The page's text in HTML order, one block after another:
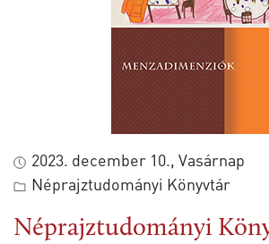
2023. december 10., Vasárnap
Néprajztudományi Könyvtár
Néprajztudományi